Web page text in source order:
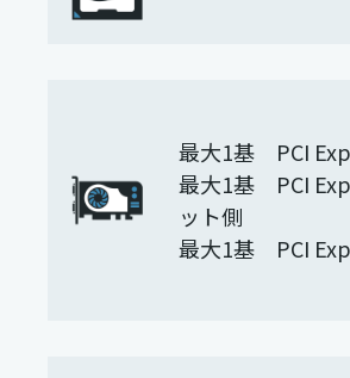
最大1基 PCI
最大1基 PCI
ット側
最大1基 PCI